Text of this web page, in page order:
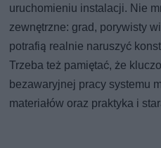
uruchomieniu instalacji. Nie
zewnętrzne: grad, porywisty
potrafią realnie naruszyć
Trzeba też pamiętać, że
bezawaryjnej pracy systemu
materiałów oraz praktyka i